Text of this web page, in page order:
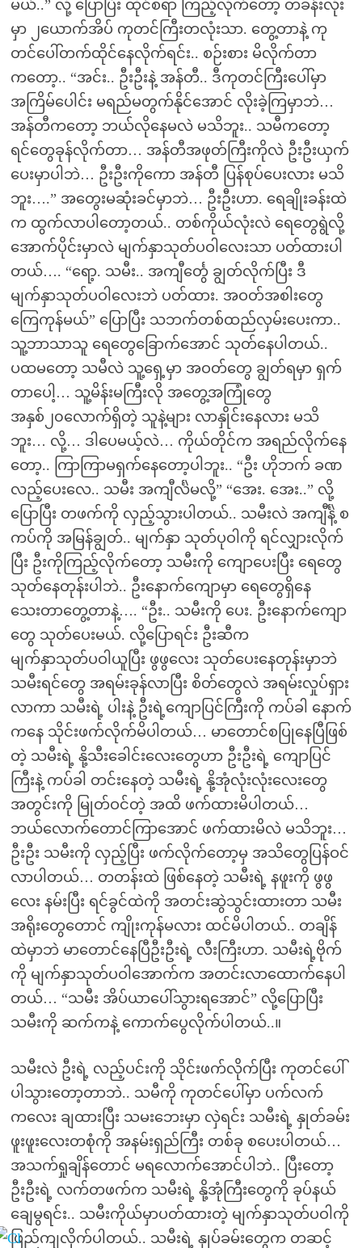
မယ်..” လို့ ပြောပြီး ထိုင်စရာ ကြည့်လိုက်တော့ တခန်းလုံး
မှာ ၂ယောက်အိပ် ကုတင်ကြီးတလုံးသာ. တွေ့တာနဲ့ ကု
တင်ပေါ်တက်ထိုင်နေလိုက်ရင်း.. စဉ်းစား မိလိုက်တာ
ကတော့.. “အင်း.. ဦးဦးနဲ့ အန်တီ.. ဒီကုတင်ကြီးပေါ်မှာ
အကြိမ်ပေါင်း မရည်မတွက်နိုင်အောင် လိုးခဲ့ကြမှာဘဲ…
အန်တီကတော့ ဘယ်လိုနေမလဲ မသိဘူး.. သမီကတော့
ရင်တွေခုန်လိုက်တာ… အန်တီအဖုတ်ကြီးကိုလဲ ဦးဦးယှက်
ပေးမှာပါဘဲ… ဦးဦးကိုကော အန်တီ ပြန်စုပ်ပေးလား မသိ
ဘူး….” အတွေးမဆုံးခင်မှာဘဲ… ဦးဦးဟာ. ရေချိုးခန်းထဲ
က ထွက်လာပါတော့တယ်.. တစ်ကိုယ်လုံးလဲ ရေတွေရွဲလို့
အောက်ပိုင်းမှာလဲ မျက်နှာသုတ်ပဝါလေးသာ ပတ်ထားပါ
တယ်…. “ရော့. သမီး.. အကျီင်္တွေ ချွတ်လိုက်ပြီး ဒီ
မျက်နှာသုတ်ပဝါလေးဘဲ ပတ်ထား. အဝတ်အစါးတွေ
ကြေကုန်မယ်” ပြောပြီး သဘက်တစ်ထည်လှမ်းပေးကာ..
သူ့ဘာသာသူ ရေတွေခြောက်အောင် သုတ်နေပါတယ်..
ပထမတော့ သမီလဲ သူ့ရှေ့မှာ အဝတ်တွေ ချွတ်ရမှာ ရှက်
တာပေါ့… သူ့မိန်းမကြီးလို အတွေ့အကြုံတွေ
အနှစ်၂၀လောက်ရှိတဲ့ သူနဲ့များ လာနှိုင်းနေလား မသိ
ဘူး… လို့… ဒါပေမယ့်လဲ… ကိုယ်တိုင်က အရည်လိုက်နေ
တော့.. ကြာကြာမရှက်နေတော့ပါဘူး.. “ဦး ဟိုဘက် ခဏ
လည့်ပေးလေ.. သမီး အကျီင်္လဲမလို့” “အေး. အေး..” လို့
ပြောပြီး တဖက်ကို လှည့်သွားပါတယ်.. သမီးလဲ အကျီင်္နဲ့ စ
ကပ်ကို အမြန်ချွတ်.. မျက်နှာ သုတ်ပုဝါကို ရင်လျှားလိုက်
ပြီး ဦးကိုကြည့်လိုက်တော့ သမီးကို ကျောပေးပြီး ရေတွေ
သုတ်နေတုန်းပါဘဲ.. ဦးနောက်ကျောမှာ ရေတွေရှိနေ
သေးတာတွေ့တာနဲ့…. “ဦး.. သမီးကို ပေး. ဦးနောက်ကျော
တွေ သုတ်ပေးမယ်. လို့ပြောရင်း ဦးဆီက
မျက်နှာသုတ်ပဝါယူပြီး ဖွဖွလေး သုတ်ပေးနေတုန်းမှာဘဲ
သမီးရင်တွေ အရမ်းခုန်လာပြီး စိတ်တွေလဲ အရမ်းလှုပ်ရှား
လာကာ သမီးရဲ့ ပါးနဲ့ ဦးရဲ့ကျောပြင်ကြီးကို ကပ်ခါ နောက်
ကနေ သိုင်းဖက်လိုက်မိပါတယ်… မာတောင်စပြုနေပြီဖြစ်
တဲ့ သမီးရဲ့ နို့သီးခေါင်းလေးတွေဟာ ဦးဦးရဲ့ ကျောပြင်
ကြီးနဲ့ ကပ်ခါ တင်းနေတဲ့ သမီးရဲ့ နို့အုံလုံးလုံးလေးတွေ
အတွင်းကို မြုတ်ဝင်တဲ့ အထိ ဖက်ထားမိပါတယ်…
ဘယ်လောက်တောင်ကြာအောင် ဖက်ထားမိလဲ မသိဘူး…
ဦးဦး သမီးကို လှည့်ပြီး ဖက်လိုက်တော့မှ အသိတွေပြန်ဝင်
လာပါတယ်… တတန်းထဲ ဖြစ်နေတဲ့ သမီးရဲ့ နဖူးကို ဖွဖွ
လေး နမ်းပြီး ရင်ခွင်ထဲကို အတင်းဆွဲသွင်းထားတာ သမီး
အရိုးတွေတောင် ကျိုးကုန်မလား ထင်မိပါတယ်.. တချိန်
ထဲမှာဘဲ မာတောင်နေပြီဦးဦးရဲ့ လီးကြီးဟာ. သမီးရဲ့ဗိုက်
ကို မျက်နှာသုတ်ပဝါအောက်က အတင်းလာထောက်နေပါ
တယ်… “သမီး အိပ်ယာပေါ်သွားရအောင်” လို့ပြောပြီး
သမီးကို ဆက်ကနဲ့ ကောက်ပွေလိုက်ပါတယ်..။
သမီးလဲ ဦးရဲ့ လည့်ပင်းကို သိုင်းဖက်လိုက်ပြီး ကုတင်ပေါ်
ပါသွားတော့တာဘဲ.. သမီကို ကုတင်ပေါ်မှာ ပက်လက်
ကလေး ချထားပြီး သမးဘေးမှာ လှဲရင်း သမီးရဲ့ နှုတ်ခမ်း
ဖူးဖူးလေးတစုံကို အနမ်းရှည်ကြီး တစ်ခု စပေးပါတယ်…
အသက်ရှုချိန်တောင် မရလောက်အောင်ပါဘဲ.. ပြီးတော့
ဦးဦးရဲ့ လက်တဖက်က သမီးရဲ့ နို့အုံကြီးတွေကို ခုပ်နယ်
ချေမွရင်း.. သမီးကိုယ်မှာပတ်ထားတဲ့ မျက်နှာသုတ်ပဝါကို
ဖြည်ကျလိုက်ပါတယ်.. သမီးရဲ့ နှုပ်ခမ်းတွေက တဆင့်